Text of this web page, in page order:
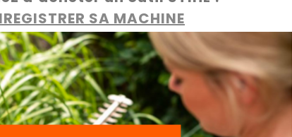
SA MACHINE